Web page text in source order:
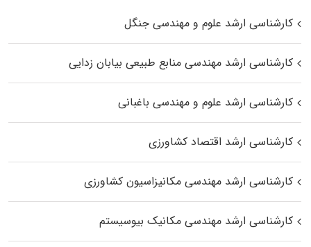
کارشناسی ارشد علوم و مهندسی جنگل
کارشناسی ارشد مهندسی منابع طبیعی بیابان زدایی
کارشناسی ارشد علوم و مهندسی باغبانی
کارشناسی ارشد اقتصاد کشاورزی
کارشناسی ارشد مهندسی مکانیزاسیون کشاورزی
کارشناسی ارشد مهندسی مکانیک بیوسیستم